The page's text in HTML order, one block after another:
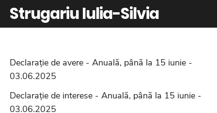
Strugariu Iulia-Silvia
Declarație de avere - Anuală, până la 15 iunie -
03.06.2025
Declarație de interese - Anuală, până la 15 iunie -
03.06.2025